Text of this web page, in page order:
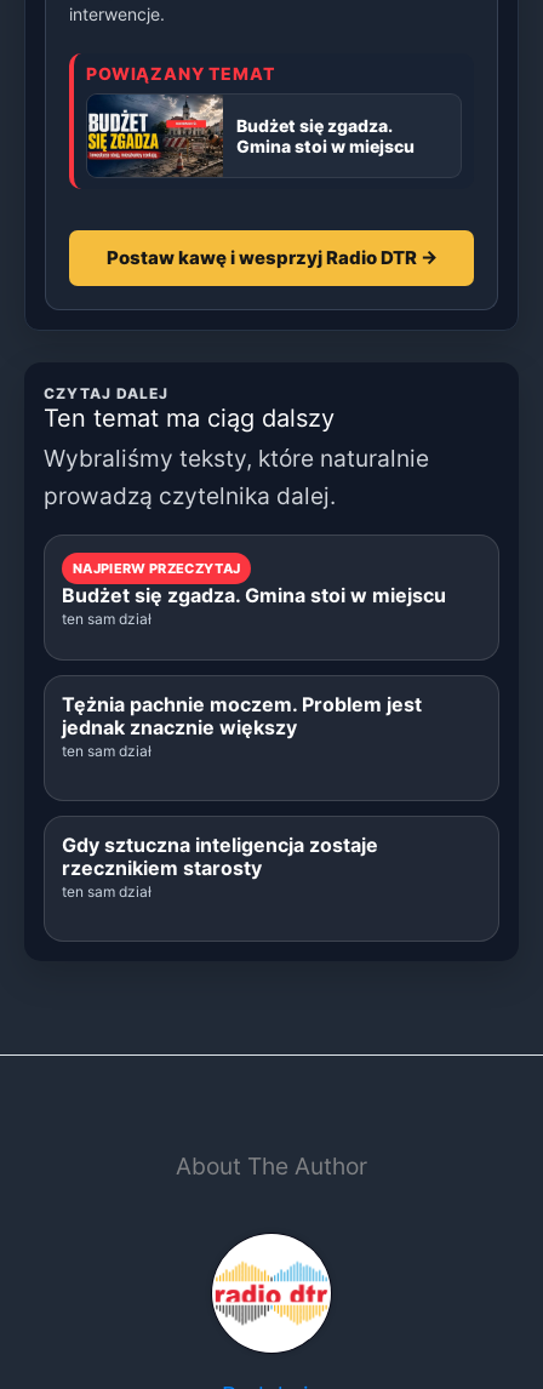
interwencje.
POWIĄZANY TEMAT
Budżet się zgadza.
Gmina stoi w miejscu
Postaw kawę i wesprzyj Radio DTR →
CZYTAJ DALEJ
Ten temat ma ciąg dalszy
Wybraliśmy teksty, które naturalnie
prowadzą czytelnika dalej.
NAJPIERW PRZECZYTAJ
Budżet się zgadza. Gmina stoi w miejscu
ten sam dział
Tężnia pachnie moczem. Problem jest
jednak znacznie większy
ten sam dział
Gdy sztuczna inteligencja zostaje
rzecznikiem starosty
ten sam dział
About The Author